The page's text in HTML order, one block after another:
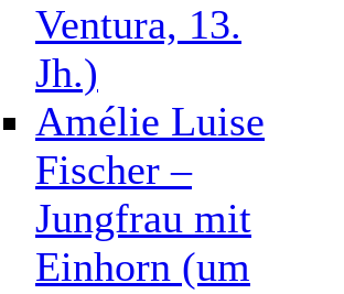
Ventura, 13.
Jh.)
Amélie Luise
Fischer –
Jungfrau mit
Einhorn (um